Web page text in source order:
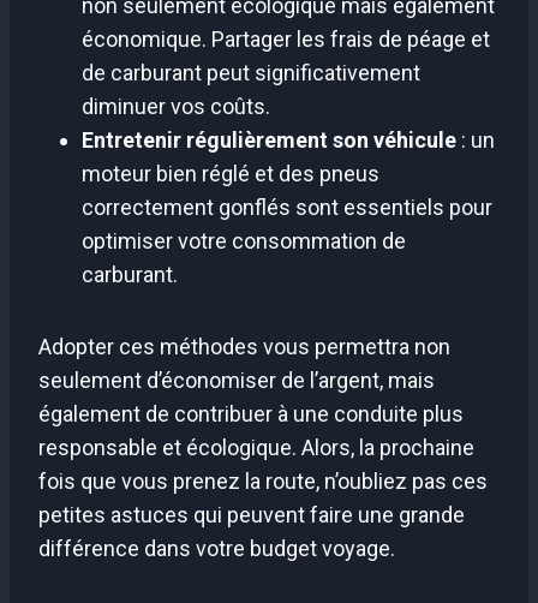
économique. Partager les frais de péage et
de carburant peut significativement
diminuer vos coûts.
Entretenir régulièrement son véhicule : un
moteur bien réglé et des pneus
correctement gonflés sont essentiels pour
optimiser votre consommation de
carburant.
Adopter ces méthodes vous permettra non
seulement d’économiser de l’argent, mais
également de contribuer à une conduite plus
responsable et écologique. Alors, la prochaine
fois que vous prenez la route, n’oubliez pas ces
petites astuces qui peuvent faire une grande
différence dans votre budget voyage.